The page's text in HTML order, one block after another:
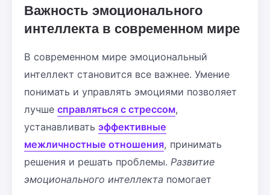
Важность эмоционального
интеллекта в современном мире
В современном мире эмоциональный
интеллект становится все важнее. Умение
понимать и управлять эмоциями позволяет
лучше справляться с стрессом,
устанавливать эффективные
межличностные отношения, принимать
решения и решать проблемы. Развитие
эмоционального интеллекта помогает